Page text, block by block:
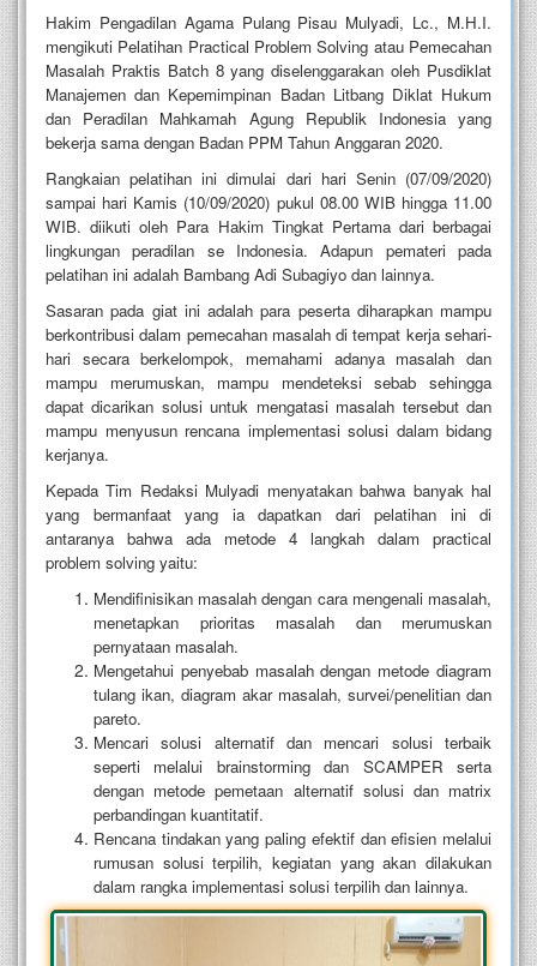
Hakim Pengadilan Agama Pulang Pisau Mulyadi, Lc., M.H.I.
mengikuti Pelatihan Practical Problem Solving atau Pemecahan
Masalah Praktis Batch 8 yang diselenggarakan oleh Pusdiklat
Manajemen dan Kepemimpinan Badan Litbang Diklat Hukum
dan Peradilan Mahkamah Agung Republik Indonesia yang
bekerja sama dengan Badan PPM Tahun Anggaran 2020.
Rangkaian pelatihan ini dimulai dari hari Senin (07/09/2020)
sampai hari Kamis (10/09/2020) pukul 08.00 WIB hingga 11.00
WIB. diikuti oleh Para Hakim Tingkat Pertama dari berbagai
lingkungan peradilan se Indonesia.Adapun pemateri pada
pelatihan ini adalah Bambang Adi Subagiyo dan lainnya.
Sasaran pada giat ini adalah para peserta diharapkan mampu
berkontribusi dalam pemecahan masalah di tempat kerja sehari-
hari secara berkelompok, memahami adanya masalah dan
mampu merumuskan, mampu mendeteksi sebab sehingga
dapat dicarikan solusi untuk mengatasi masalah tersebut dan
mampu menyusun rencana implementasi solusi dalam bidang
kerjanya.
Kepada Tim Redaksi Mulyadi menyatakan bahwa banyak hal
yang bermanfaat yang ia dapatkan dari pelatihan ini di
antaranya bahwa ada metode 4 langkah dalam practical
problem solving yaitu:
Mendifinisikan masalah dengan cara mengenali masalah,
menetapkan prioritas masalah dan merumuskan
pernyataan masalah.
Mengetahui penyebab masalah dengan metode diagram
tulang ikan, diagram akar masalah, survei/penelitian dan
pareto.
Mencari solusi alternatif dan mencari solusi terbaik
seperti melalui brainstorming dan SCAMPER serta
dengan metode pemetaan alternatif solusi dan matrix
perbandingan kuantitatif.
Rencana tindakan yang paling efektif dan efisien melalui
rumusan solusi terpilih, kegiatan yang akan dilakukan
dalam rangka implementasi solusi terpilih dan lainnya.